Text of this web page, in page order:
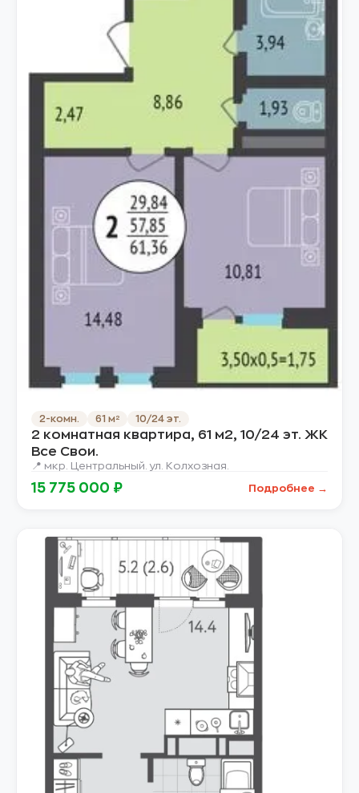
2-комн. 61 м² 10/24 эт.
2 комнатная квартира, 61 м2, 10/24 эт. ЖК
Все Свои.
📍 мкр. Центральный. ул. Колхозная.
15 775 000 ₽ Подробнее →